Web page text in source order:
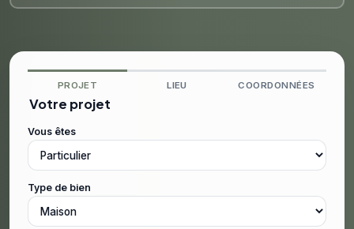
PROJET LIEU COORDONNÉES
Votre projet
Vous êtes
Type de bien